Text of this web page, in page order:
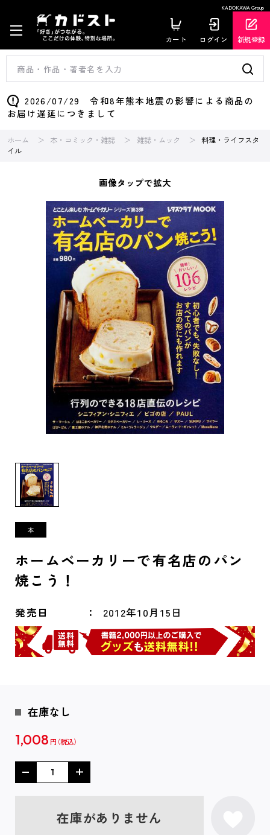
KADOKAWA Group
カート ログイン 新規登録
2026/07/29 令和8年熊本地震の影響による商品の
お届け遅延につきまして
ホーム 本・コミック・雑誌 雑誌・ムック
料理・ライフスタ
イル
画像タップで拡大
ホームベーカリーで有名店のパン
焼こう！
発売日 2012年10月15日
在庫なし
1,008 円
在庫がありません